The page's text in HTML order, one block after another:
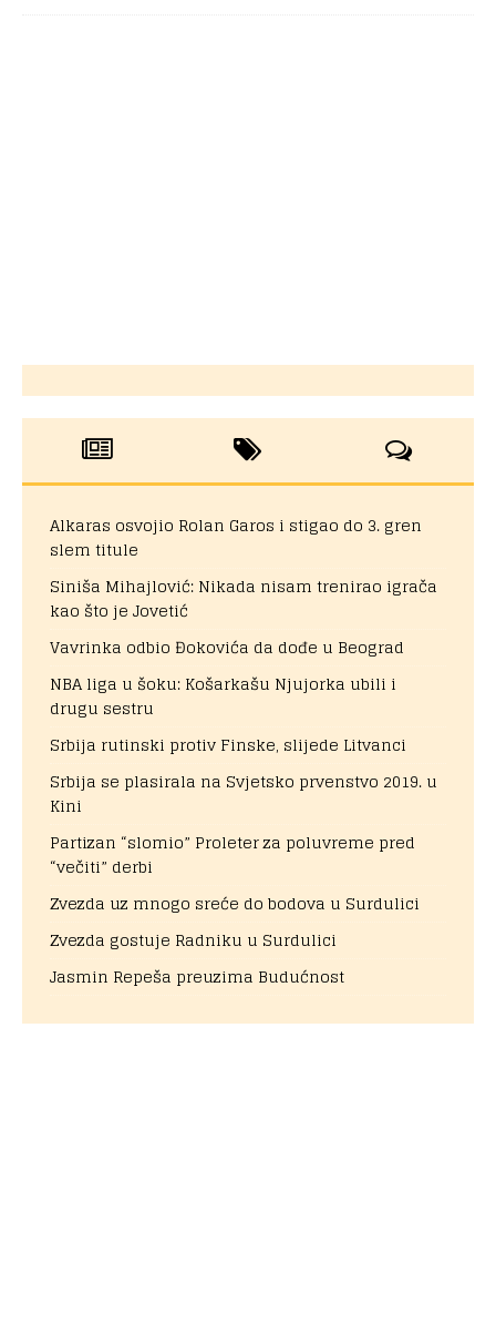
Alkaras osvojio Rolan Garos i stigao do 3. gren
slem titule
Siniša Mihajlović: Nikada nisam trenirao igrača
kao što je Jovetić
Vavrinka odbio Đokovića da dođe u Beograd
NBA liga u šoku: Košarkašu Njujorka ubili i
drugu sestru
Srbija rutinski protiv Finske, slijede Litvanci
Srbija se plasirala na Svjetsko prvenstvo 2019. u
Kini
Partizan “slomio” Proleter za poluvreme pred
“večiti” derbi
Zvezda uz mnogo sreće do bodova u Surdulici
Zvezda gostuje Radniku u Surdulici
Jasmin Repeša preuzima Budućnost